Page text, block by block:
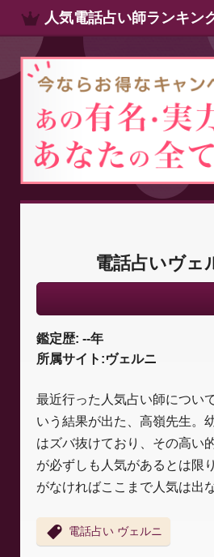
人気電話占い師ランキン
電話占いヴェ
鑑定歴: --年
所属サイト:ヴェルニ
最近行った人気占い師につい
いう結果が出た、高嶺先生。
はズバ抜けており、その高い
が必ずしも人気があるとは限
がなければここまで人気は出
電話占い ヴェルニ